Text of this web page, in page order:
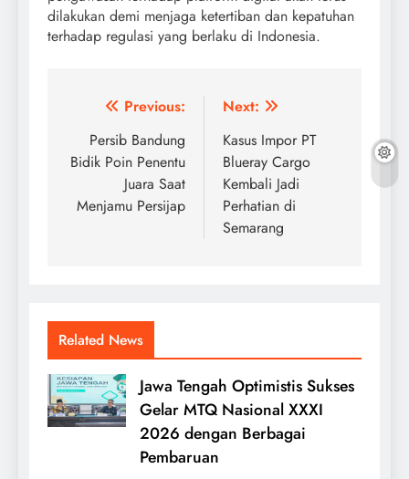
dilakukan demi menjaga ketertiban dan kepatuhan
terhadap regulasi yang berlaku di Indonesia.
Post
navigation
Previous:
Persib Bandung
Bidik Poin Penentu
Juara Saat
Menjamu Persijap
Next:
Kasus Impor PT
Blueray Cargo
Kembali Jadi
Perhatian di
Semarang
Related News
Jawa Tengah Optimistis Sukses
Gelar MTQ Nasional XXXI
2026 dengan Berbagai
Pembaruan